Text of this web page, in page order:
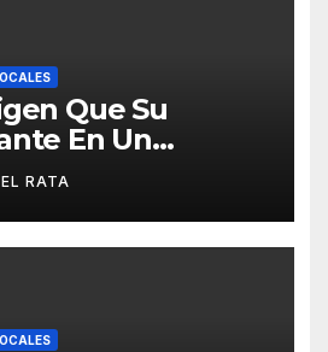
Que Su
En Un
E
«Boricua De
EL RATA